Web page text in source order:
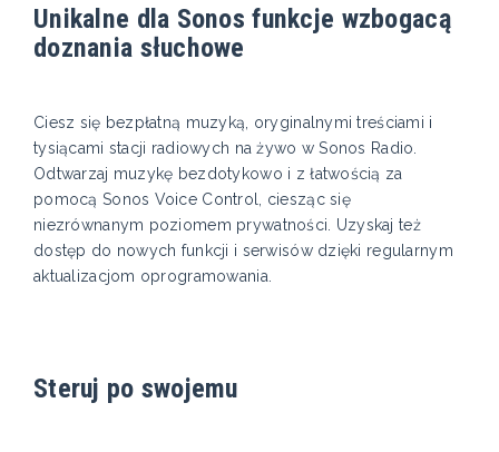
Unikalne dla Sonos funkcje wzbogacą
doznania słuchowe
Ciesz się bezpłatną muzyką, oryginalnymi treściami i
tysiącami stacji radiowych na żywo w Sonos Radio.
Odtwarzaj muzykę bezdotykowo i z łatwością za
pomocą Sonos Voice Control, ciesząc się
niezrównanym poziomem prywatności. Uzyskaj też
dostęp do nowych funkcji i serwisów dzięki regularnym
aktualizacjom oprogramowania.
Steruj po swojemu